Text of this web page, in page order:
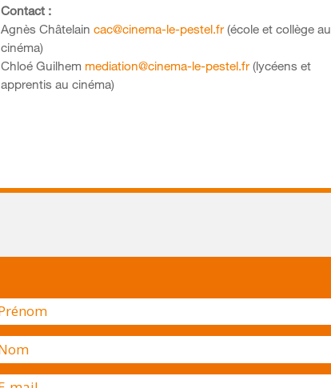
Contact :
Agnès Châtelain cac@cinema-le-pestel.fr(école et collège au
cinéma)
Chloé Guilhem mediation@cinema-le-pestel.fr(lycéens et
apprentis au cinéma)